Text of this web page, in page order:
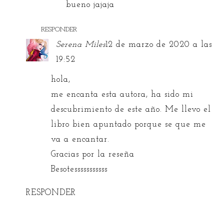
bueno jajaja
RESPONDER
Serena Miles12 de marzo de 2020 a las
19:52
hola,
me encanta esta autora, ha sido mi
descubrimiento de este año. Me llevo el
libro bien apuntado porque se que me
va a encantar.
Gracias por la reseña
Besotesssssssssss
RESPONDER